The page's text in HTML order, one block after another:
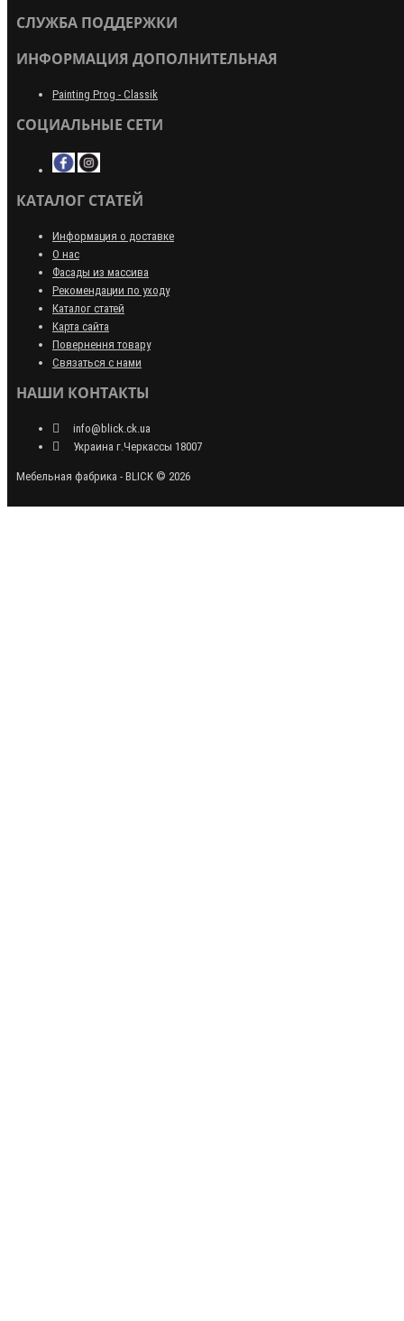
СЛУЖБА ПОДДЕРЖКИ
ИНФОРМАЦИЯ ДОПОЛНИТЕЛЬНАЯ
Painting Prog - Classik
СОЦИАЛЬНЫЕ СЕТИ
КАТАЛОГ СТАТЕЙ
Информация о доставке
О нас
Фасады из массива
Рекомендации по уходу
Каталог статей
Карта сайта
Повернення товару
Связаться с нами
НАШИ КОНТАКТЫ
info@blick.ck.ua
Украина г.Черкассы 18007
Мебельная фабрика - BLICK © 2026